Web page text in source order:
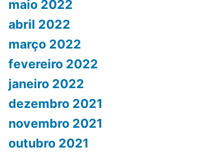
maio 2022
abril 2022
março 2022
fevereiro 2022
janeiro 2022
dezembro 2021
novembro 2021
outubro 2021